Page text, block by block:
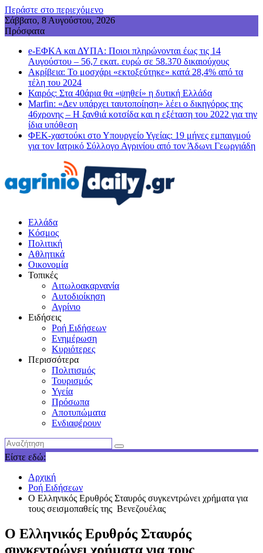
Περάστε στο περιεχόμενο
Σάββατο, 8 Αυγούστου, 2026
Πρόσφατα
e-ΕΦΚΑ και ΔΥΠΑ: Ποιοι πληρώνονται έως τις 14
Αυγούστου – 56,7 εκατ. ευρώ σε 58.370 δικαιούχους
Ακρίβεια: Το μοσχάρι «εκτοξεύτηκε» κατά 28,4% από τα
τέλη του 2024
Καιρός: Στα 40άρια θα «ψηθεί» η δυτική Ελλάδα
Marfin: «Δεν υπάρχει ταυτοποίηση» λέει ο δικηγόρος της
46χρονης – Η ξανθιά κοτσίδα και η εξέταση του 2022 για την
ίδια υπόθεση
ΦΕΚ-χαστούκι στο Υπουργείο Υγείας: 19 μήνες εμπαιγμού
για τον Ιατρικό Σύλλογο Αγρινίου από τον Άδωνι Γεωργιάδη
Ελλάδα
Κόσμος
Πολιτική
Αθλητικά
Οικονομία
Τοπικές
Αιτωλοακαρνανία
Αυτοδιοίκηση
Αγρίνιο
Ειδήσεις
Ροή Ειδήσεων
Ενημέρωση
Κυριότερες
Περισσότερα
Πολιτισμός
Τουρισμός
Υγεία
Πρόσωπα
Αποτυπώματα
Ενδιαφέρουν
Είστε εδώ:
Αρχική
Ροή Ειδήσεων
Ο Ελληνικός Ερυθρός Σταυρός συγκεντρώνει χρήματα για
τους σεισμοπαθείς της Βενεζουέλας
Ο Ελληνικός Ερυθρός Σταυρός
συγκεντρώνει χρήματα για τους